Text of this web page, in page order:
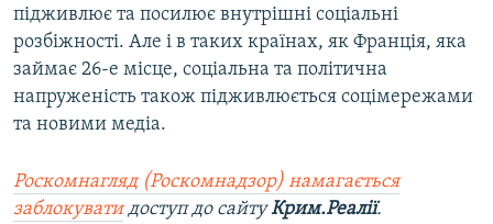
підживлює та посилює внутрішні соціальні
розбіжності. Але і в таких країнах, як Франція, яка
займає 26-е місце, соціальна та політична
напруженість також підживлюється соцімережами
та новими медіа.
Роскомнагляд (Роскомнадзор) намагається
заблокуватидоступ до сайтуКрим.Реалії.